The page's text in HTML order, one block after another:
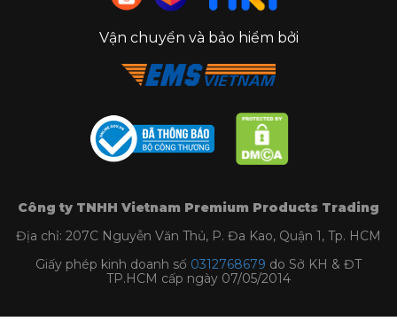
Vận chuyển và bảo hiểm bởi
Công ty TNHH Vietnam Premium Products Trading
Địa chỉ: 207C Nguyễn Văn Thủ, P. Đa Kao, Quận 1, Tp. HCM
Giấy phép kinh doanh số 0312768679 do Sở KH & ĐT
TP.HCM cấp ngày 07/05/2014